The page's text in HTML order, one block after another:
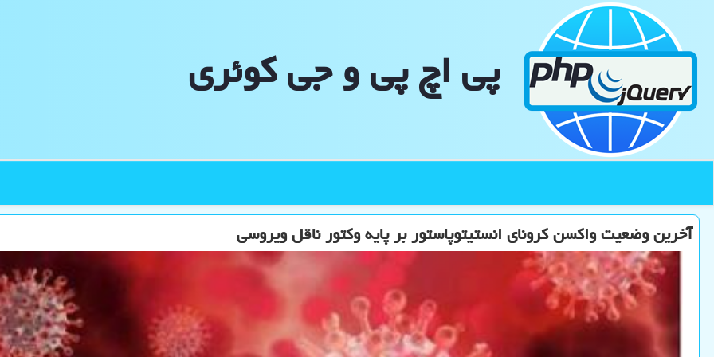
پی اچ پی و جی كوئری
آخرین وضعیت واكسن كرونای انستیتوپاستور بر پایه وكتور ناقل ویروسی